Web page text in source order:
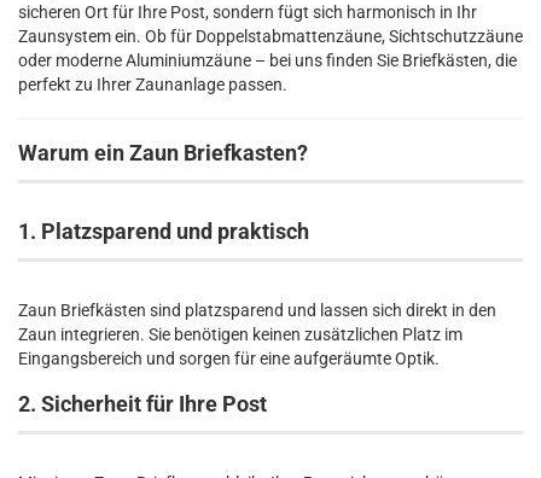
sicheren Ort für Ihre Post, sondern fügt sich harmonisch in Ihr
Zaunsystem ein. Ob für Doppelstabmattenzäune, Sichtschutzzäune
oder moderne Aluminiumzäune – bei uns finden Sie Briefkästen, die
perfekt zu Ihrer Zaunanlage passen.
Warum ein Zaun Briefkasten?
1. Platzsparend und praktisch
Zaun Briefkästen sind platzsparend und lassen sich direkt in den
Zaun integrieren. Sie benötigen keinen zusätzlichen Platz im
Eingangsbereich und sorgen für eine aufgeräumte Optik.
2. Sicherheit für Ihre Post